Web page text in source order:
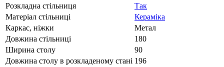
Розкладна стільниця
Так
Матеріал стільниці
Кераміка
Каркас, ніжки
Метал
Довжина стільниці
180
Ширина столу
90
Довжина столу в розкладеному стані 196